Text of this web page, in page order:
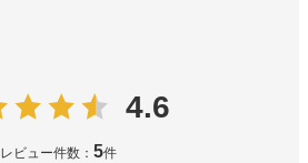
4.6
レビュー件数：5件